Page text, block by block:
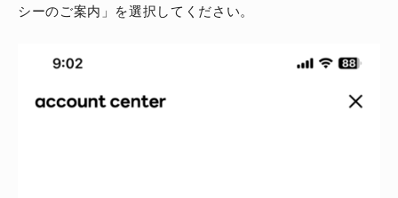
シーのご案内」を選択してください。